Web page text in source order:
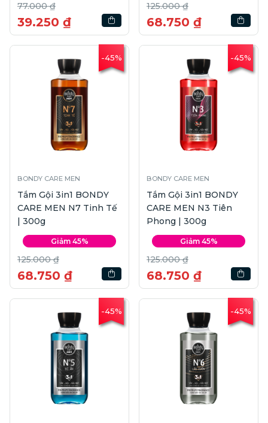
77.000 ₫
39.250 ₫
125.000 ₫
68.750 ₫
-45%
BONDY CARE MEN
Tắm Gội 3in1 BONDY
CARE MEN N7 Tinh Tế
| 300g
Giảm 45%
125.000 ₫
68.750 ₫
-45%
BONDY CARE MEN
Tắm Gội 3in1 BONDY
CARE MEN N3 Tiên
Phong | 300g
Giảm 45%
125.000 ₫
68.750 ₫
-45% -45%